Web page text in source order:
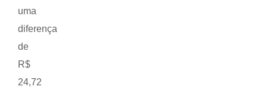
uma
diferença
de
R$
24,72